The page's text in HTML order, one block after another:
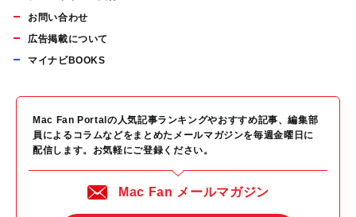
お問い合わせ
広告掲載について
マイナビBOOKS
Mac Fan Portalの人気記事ランキングやおすすめ記事、編集部
員によるコラムなどをまとめたメールマガジンを毎週金曜日に
配信します。お気軽にご登録ください。
Mac Fan メールマガジン